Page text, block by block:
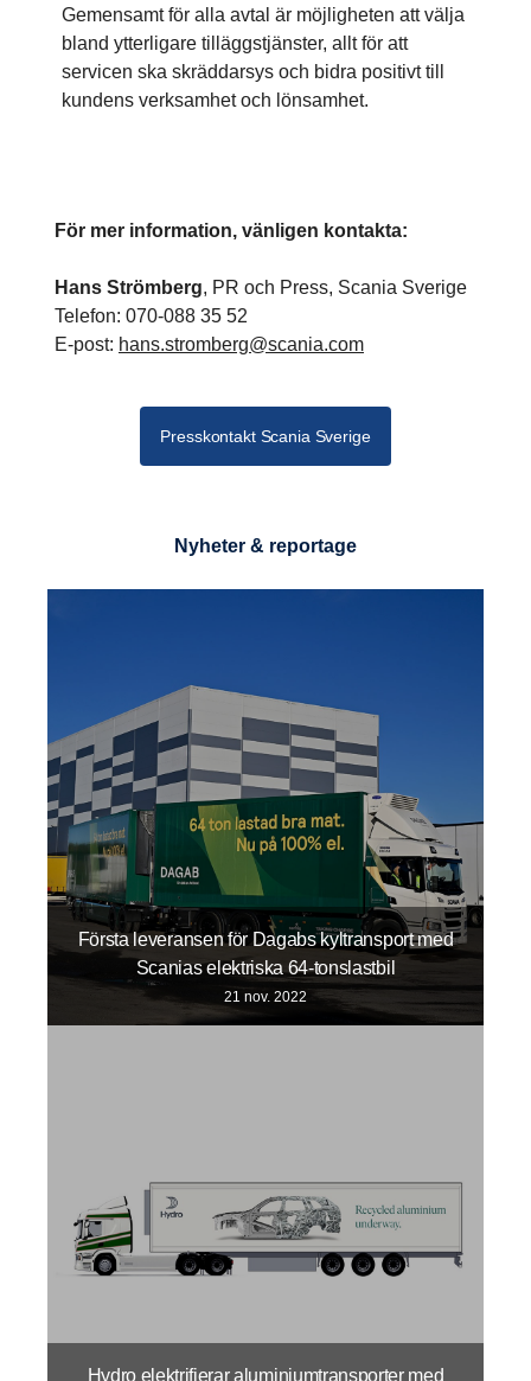
Gemensamt för alla avtal är möjligheten att välja
bland ytterligare tilläggstjänster, allt för att
servicen ska skräddarsys och bidra positivt till
kundens verksamhet och lönsamhet.
För mer information, vänligen kontakta:
Hans Strömberg, PR och Press, Scania Sverige
Telefon: 070-088 35 52
E-post: hans.stromberg@scania.com
Presskontakt Scania Sverige
Nyheter & reportage
Första leveransen för Dagabs kyltransport med
Scanias elektriska 64-tonslastbil
21 nov. 2022
Hydro elektrifierar aluminiumtransporter med